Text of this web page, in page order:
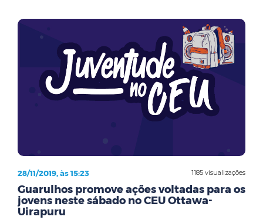
1185 visualizações
28/11/2019, às 15:23
Guarulhos promove ações voltadas para os
jovens neste sábado no CEU Ottawa-
Uirapuru